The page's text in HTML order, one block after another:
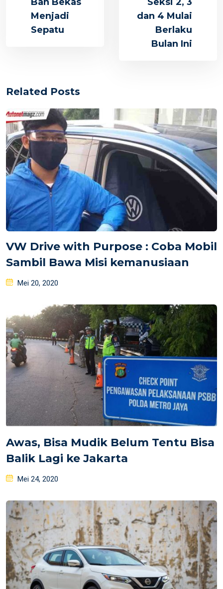
Menjadi
Sepatu
dan 4 Mulai
Berlaku
Bulan Ini
Related Posts
VW Drive with Purpose : Coba Mobil
Sambil Bawa Misi kemanusiaan
Posted
Mei 20, 2020
Awas, Bisa Mudik Belum Tentu Bisa
Balik Lagi ke Jakarta
Posted
Mei 24, 2020